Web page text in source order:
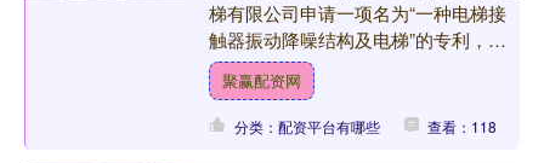
梯有限公司申请一项名为“一种电梯接
触器振动降噪结构及电梯”的专利，公
开号CN122166632A，申请日期为2025
年11月。....
聚赢配资网
分类：配资平台有哪些 查看：118